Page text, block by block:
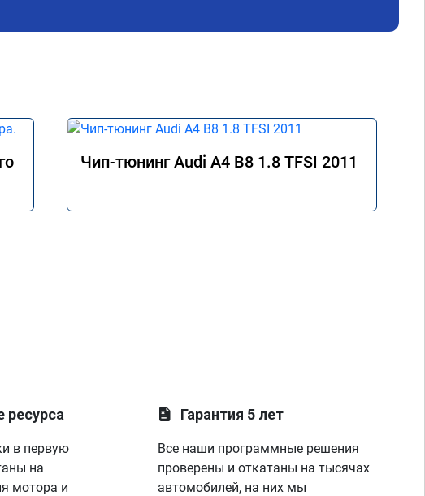
Чип-тюнинг Audi A4 B8 1.8 TFSI 2011
ресурса
в первую
на
мотора и
Гарантия 5 лет
Все наши программные решения
проверены и откатаны на тысячах
автомобилей, на них мы